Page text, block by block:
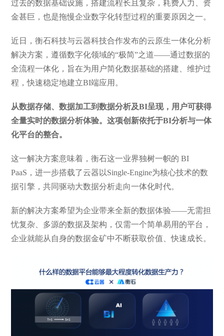
过去的数据基础设施，搭建流程长且复杂，耗费人力、资
金甚巨，也是拖慢企业数字化转型过程的重要原因之一。
近日，衡石科技与云器科技合作发布的云原生一体化分析
解决方案，遵循数字化领域的“极简”之道——通过数据的
全流程一体化，旨在为用户简化数据基础的搭建、维护过
程，快速稳定地建立BI端应用。
从数据存储、数据加工到数据分析及BI呈现，用户可获得
全量实时的数据分析体验。这项创新依托于BI分析与一体
化平台的整合。
这一解决方案意味着，衡石这一业界独树一帜的 BI
PaaS，进一步搭载了云器以Single-Engine为核心技术的数
据引擎，共同驱动大数据分析走向一体化时代。
新的解决方案希望为企业带来全新的数据体验——无需担
忧复杂、多源的数据及架构，仅需一个简单易用的平台，
企业就能从自身的数据金矿中不断获取价值、快速成长。